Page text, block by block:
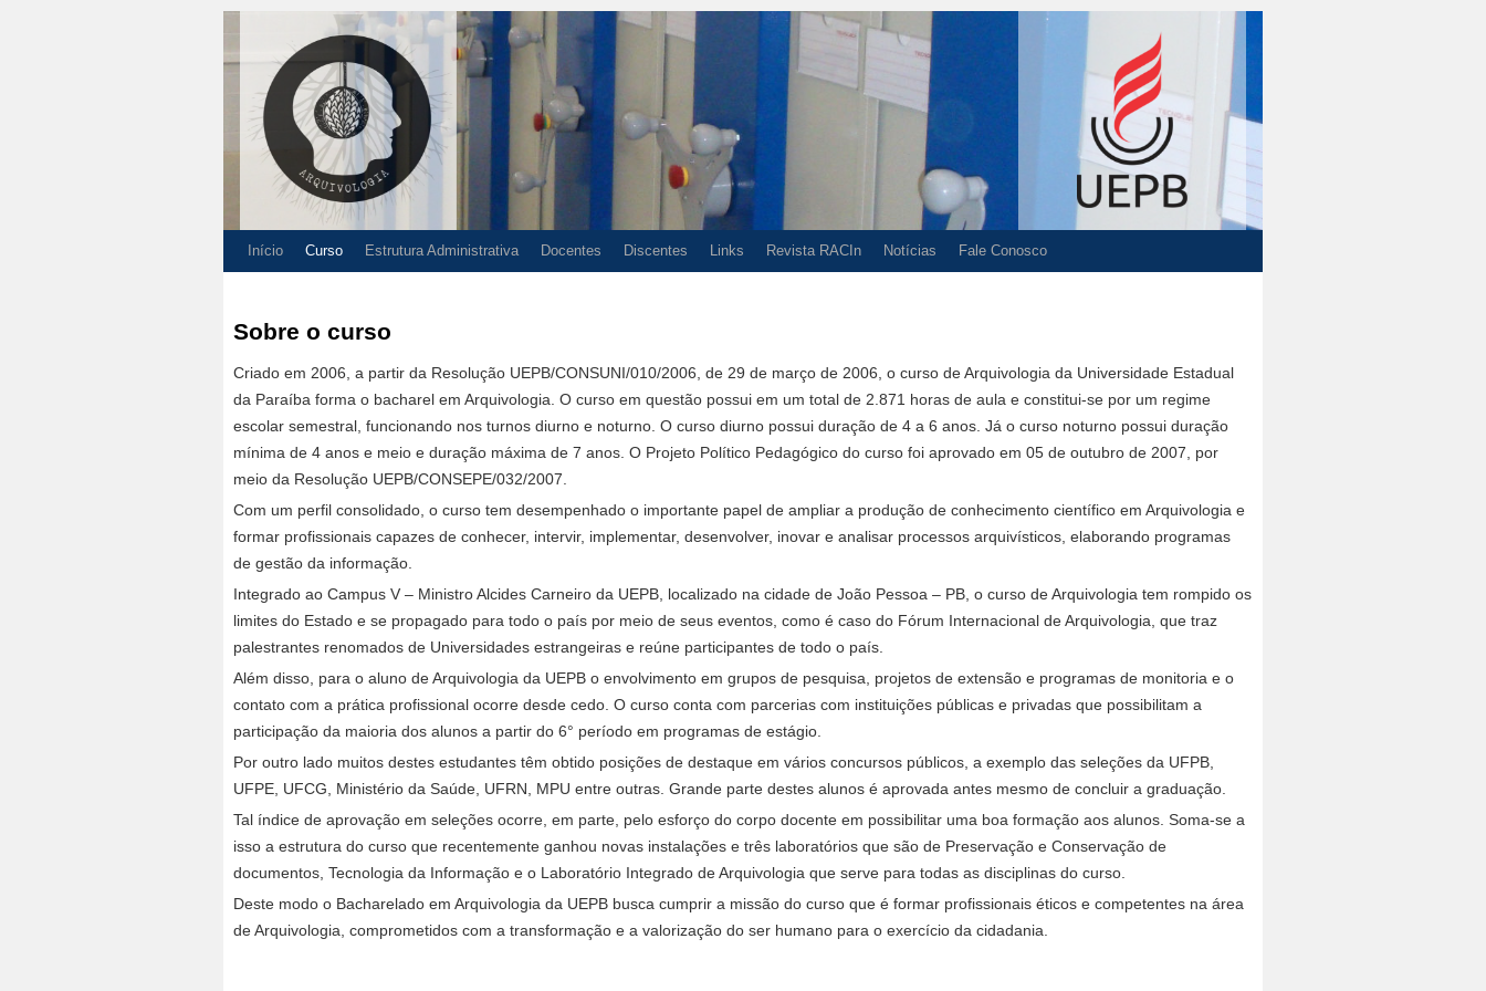
Início Curso Estrutura Administrativa Docentes Discentes Links Revista RACIn Notícias Fale Conosco
Sobre o curso
Criado em 2006, a partir da Resolução UEPB/CONSUNI/010/2006, de 29 de março de 2006, o curso de Arquivologia da Universidade Estadual
da Paraíba forma o bacharel em Arquivologia. O curso em questão possui em um total de 2.871 horas de aula e constitui-se por um regime
escolar semestral, funcionando nos turnos diurno e noturno. O curso diurno possui duração de 4 a 6 anos. Já o curso noturno possui duração
mínima de 4 anos e meio e duração máxima de 7 anos. O Projeto Político Pedagógico do curso foi aprovado em 05 de outubro de 2007, por
meio da Resolução UEPB/CONSEPE/032/2007.
Com um perfil consolidado, o curso tem desempenhado o importante papel de ampliar a produção de conhecimento científico em Arquivologia e
formar profissionais capazes de conhecer, intervir, implementar, desenvolver, inovar e analisar processos arquivísticos, elaborando programas
de gestão da informação.
Integrado ao Campus V – Ministro Alcides Carneiro da UEPB, localizado na cidade de João Pessoa – PB, o curso de Arquivologia tem rompido os
limites do Estado e se propagado para todo o país por meio de seus eventos, como é caso do Fórum Internacional de Arquivologia, que traz
palestrantes renomados de Universidades estrangeiras e reúne participantes de todo o país.
Além disso, para o aluno de Arquivologia da UEPB o envolvimento em grupos de pesquisa, projetos de extensão e programas de monitoria e o
contato com a prática profissional ocorre desde cedo. O curso conta com parcerias com instituições públicas e privadas que possibilitam a
participação da maioria dos alunos a partir do 6° período em programas de estágio.
Por outro lado muitos destes estudantes têm obtido posições de destaque em vários concursos públicos, a exemplo das seleções da UFPB,
UFPE, UFCG, Ministério da Saúde, UFRN, MPU entre outras. Grande parte destes alunos é aprovada antes mesmo de concluir a graduação.
Tal índice de aprovação em seleções ocorre, em parte, pelo esforço do corpo docente em possibilitar uma boa formação aos alunos. Soma-se a
isso a estrutura do curso que recentemente ganhou novas instalações e três laboratórios que são de Preservação e Conservação de
documentos, Tecnologia da Informação e o Laboratório Integrado de Arquivologia que serve para todas as disciplinas do curso.
Deste modo o Bacharelado em Arquivologia da UEPB busca cumprir a missão do curso que é formar profissionais éticos e competentes na área
de Arquivologia, comprometidos com a transformação e a valorização do ser humano para o exercício da cidadania.